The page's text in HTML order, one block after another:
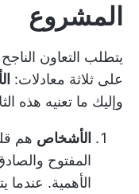
المشروع
يتطلب التعاون
على ثلاثة معادلات:
وإليك ما تعنيه هذه
الأشخاص هم
المفتوح
الأهمية.